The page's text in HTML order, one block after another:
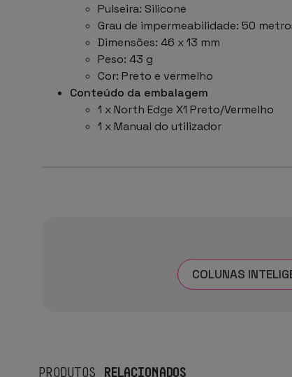
Pulseira: Silicone
Grau de impermeabilidade: 50
Dimensões: 46 x 13 mm
Peso: 43 g
Cor: Preto e vermelho
Conteúdo da embalagem
1 x North Edge X1 Preto/Vermelho
1 x Manual do utilizador
COLUNAS
PRODUTOS RELACIONADOS